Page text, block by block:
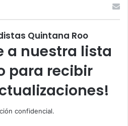
Quintana Roo
a nuestra lista
para recibir
confidencial.